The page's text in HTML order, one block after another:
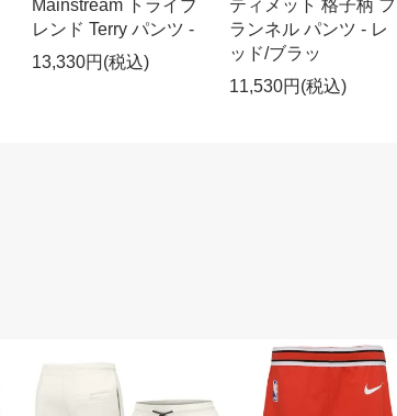
Mainstream トライブ
レンド Terry パンツ -
13,330円(税込)
ティメット 格子柄 フ
ランネル パンツ - レ
ッド/ブラッ
11,530円(税込)